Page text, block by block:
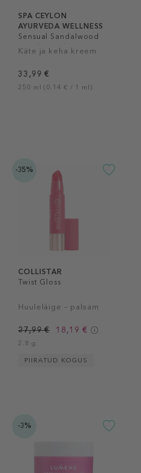
SPA CEYLON
AYURVEDA WELLNESS
Sensual Sandalwood
Hand & Body Lotion
Käte ja keha kreem
33,99 €
250 ml (0,14 € / 1 ml)
-35%
COLLISTAR
Twist Gloss
Huuleläige – palsam
27,99 € 18,19 €
2.8 g
PIIRATUD KOGUS
-3%